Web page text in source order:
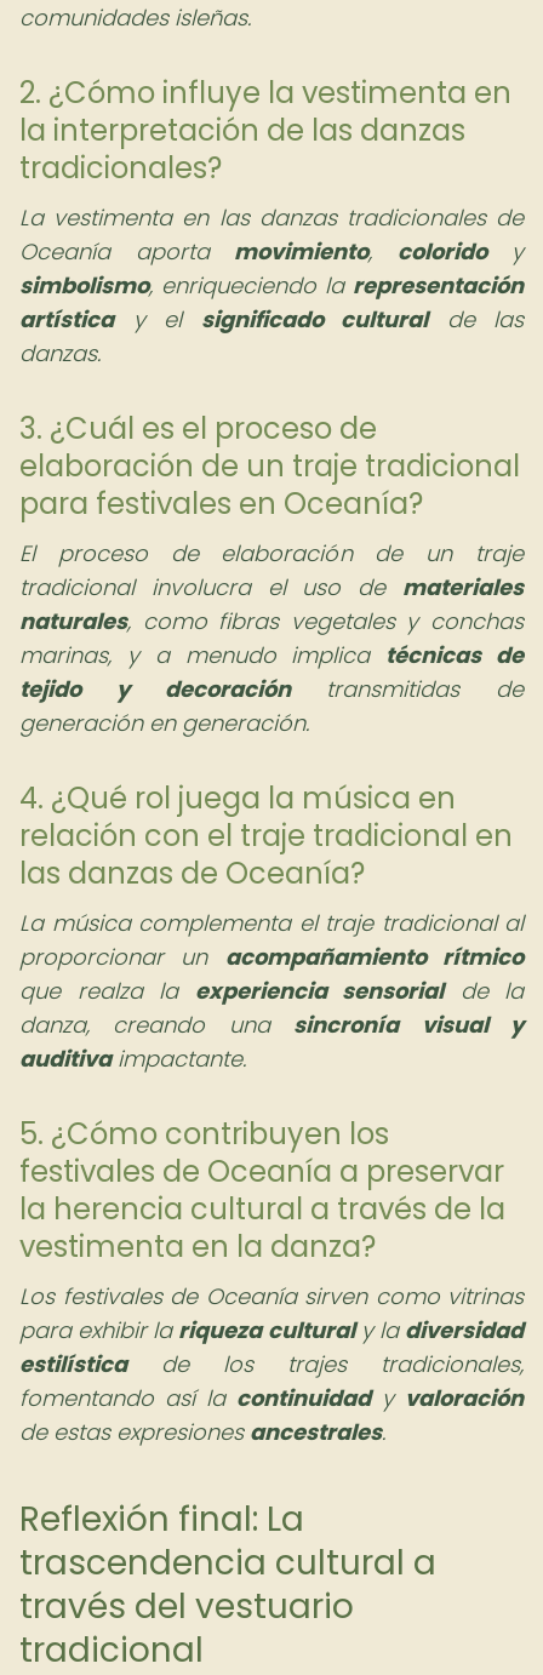
comunidades isleñas.
2. ¿Cómo influye la vestimenta en
la interpretación de las danzas
tradicionales?
La vestimenta en las danzas tradicionales de
Oceanía aporta movimiento, coloridoy
simbolismo, enriqueciendo la representación
artísticay el significado culturalde las
danzas.
3. ¿Cuál es el proceso de
elaboración de un traje tradicional
para festivales en Oceanía?
El proceso de elaboración de un traje
tradicional involucra el uso de materiales
naturales, como fibras vegetales y conchas
marinas, y a menudo implica técnicas de
tejido y decoracióntransmitidas de
generación en generación.
4. ¿Qué rol juega la música en
relación con el traje tradicional en
las danzas de Oceanía?
La música complementa el traje tradicional al
proporcionar un acompañamiento rítmico
que realza la experiencia sensorialde la
danza, creando una sincronía visual y
auditivaimpactante.
5. ¿Cómo contribuyen los
festivales de Oceanía a preservar
la herencia cultural a través de la
vestimenta en la danza?
Los festivales de Oceanía sirven como vitrinas
para exhibir la riqueza culturaly la diversidad
estilísticade los trajes tradicionales,
fomentando así la continuidady valoración
de estas expresiones ancestrales.
Reflexión final: La
trascendencia cultural a
través del vestuario
tradicional